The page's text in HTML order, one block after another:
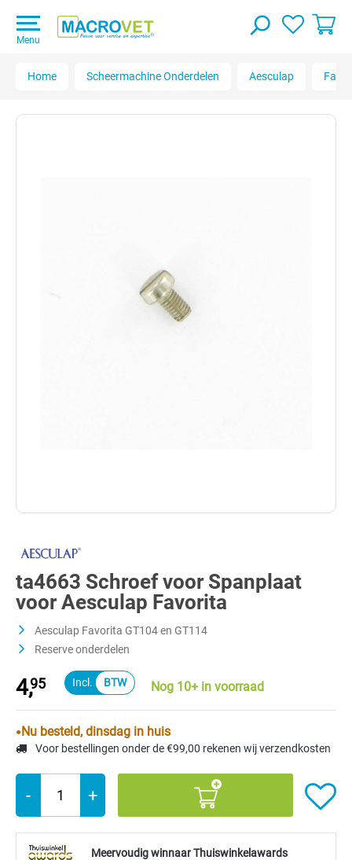
Menu
Home Scheermachine Onderdelen Aesculap
ta4663 Schroef voor Spanplaat
voor Aesculap Favorita
Aesculap Favorita GT104 en GT114
Reserve onderdelen
4,95 Nog 10+ in voorraad
Nu besteld, dinsdag in huis
Voor bestellingen onder de €99,00 rekenen wij verzendkosten
- +
Meervoudig winnaar Thuiswinkelawards